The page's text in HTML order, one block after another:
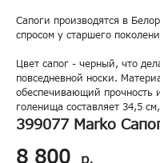
Сапоги производятся в
спросом у старшего
Цвет сапог - черный, что
повседневной носки.
обеспечивающий прочность
голенища составляет 34,5
399077 Marko